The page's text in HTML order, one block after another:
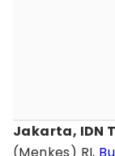
Jakarta, IDN